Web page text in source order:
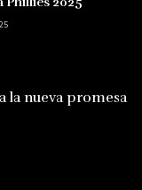
la nueva promesa